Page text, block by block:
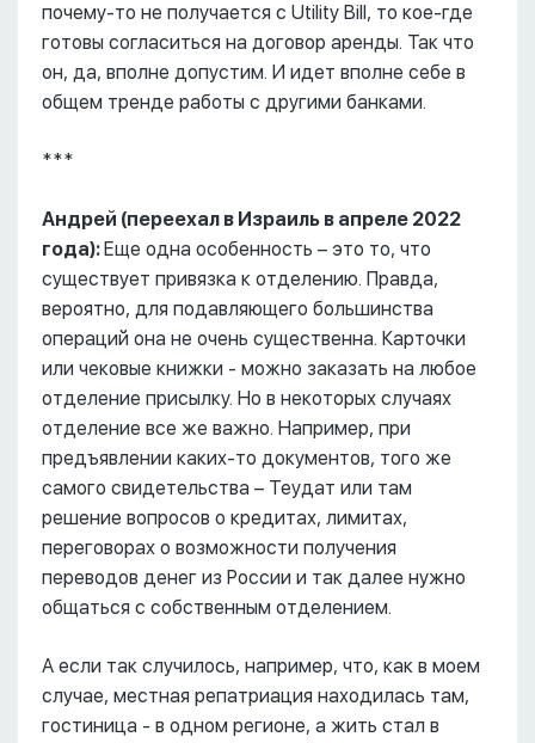
почему-то не получается с Utility Bill, то кое-где
готовы согласиться на договор аренды. Так что
он, да, вполне допустим. И идет вполне себе в
общем тренде работы с другими банками.
***
Андрей (переехал в Израиль в апреле 2022
года): Еще одна особенность – это то, что
существует привязка к отделению. Правда,
вероятно, для подавляющего большинства
операций она не очень существенна. Карточки
или чековые книжки - можно заказать на любое
отделение присылку. Но в некоторых случаях
отделение все же важно. Например, при
предъявлении каких-то документов, того же
самого свидетельства – Теудат или там
решение вопросов о кредитах, лимитах,
переговорах о возможности получения
переводов денег из России и так далее нужно
общаться с собственным отделением.
А если так случилось, например, что, как в моем
случае, местная репатриация находилась там,
гостиница - в одном регионе, а жить стал в